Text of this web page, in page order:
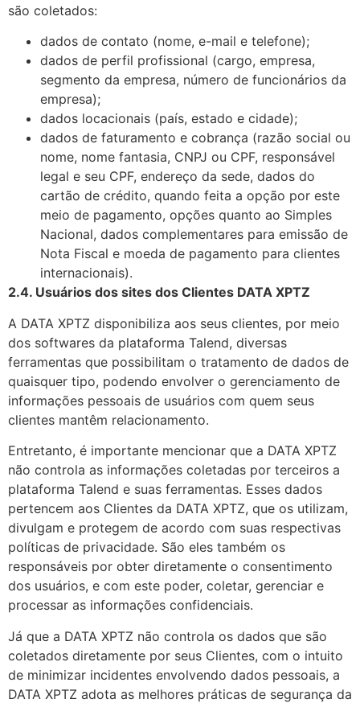
são coletados:
dados de contato (nome, e-mail e telefone);
dados de perfil profissional (cargo, empresa,
segmento da empresa, número de funcionários da
empresa);
dados locacionais (país, estado e cidade);
dados de faturamento e cobrança (razão social ou
nome, nome fantasia, CNPJ ou CPF, responsável
legal e seu CPF, endereço da sede, dados do
cartão de crédito, quando feita a opção por este
meio de pagamento, opções quanto ao Simples
Nacional, dados complementares para emissão de
Nota Fiscal e moeda de pagamento para clientes
internacionais).
2.4. Usuários dos sites dos Clientes DATA XPTZ
A DATA XPTZ disponibiliza aos seus clientes, por meio
dos softwares da plataforma Talend, diversas
ferramentas que possibilitam o tratamento de dados de
quaisquer tipo, podendo envolver o gerenciamento de
informações pessoais de usuários com quem seus
clientes mantêm relacionamento.
Entretanto, é importante mencionar que a DATA XPTZ
não controla as informações coletadas por terceiros a
plataforma Talend e suas ferramentas. Esses dados
pertencem aos Clientes da DATA XPTZ, que os utilizam,
divulgam e protegem de acordo com suas respectivas
políticas de privacidade. São eles também os
responsáveis por obter diretamente o consentimento
dos usuários, e com este poder, coletar, gerenciar e
processar as informações confidenciais.
Já que a DATA XPTZ não controla os dados que são
coletados diretamente por seus Clientes, com o intuito
de minimizar incidentes envolvendo dados pessoais, a
DATA XPTZ adota as melhores práticas de segurança da